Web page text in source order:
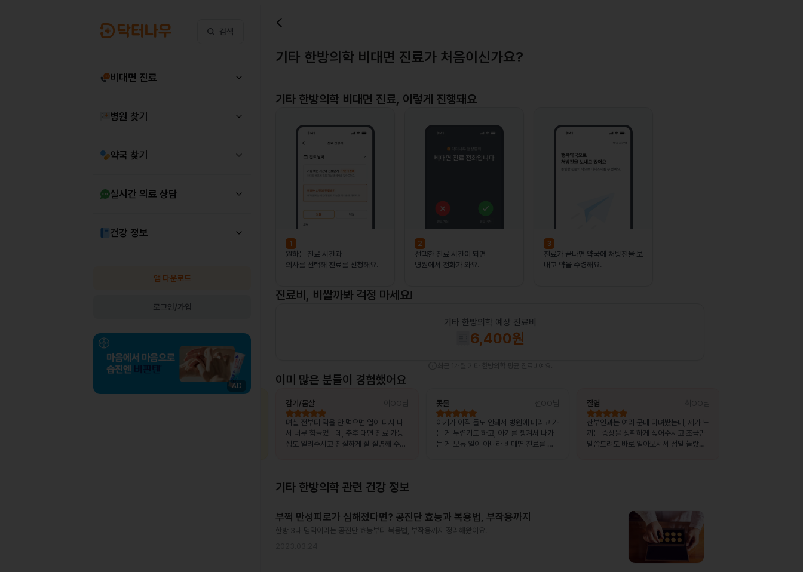
검색
비대면 진료
병원 찾기
약국 찾기
실시간 의료 상담
건강 정보
앱 다운로드
로그인/가입
AD
기타 한방의학 비대면 진료가 처음이신가요?
기타 한방의학 비대면 진료, 이렇게 진행돼요
1
원하는 진료 시간과
의사를 선택해 진료를 신청해요.
2
선택한 진료 시간이 되면
병원에서 전화가 와요.
3
진료가 끝나면 약국에 처방전을 보
내고 약을 수령해요.
진료비, 비쌀까봐 걱정 마세요!
기타 한방의학 예상 진료비
6,400원
이미 많은 분들이 경험했어요
감기/몸살
며칠 전부터 약을 안 먹으면 열이 다시 나
서 너무 힘들었는데, 추후 대면 진료 가능
성도 알려주시고 친절하게 잘 설명해 주셔
콧물
아기가 아직 돌도 안돼서 병원에 데리고 가
는 게 두렵기도 하고, 아기를 챙겨서 나가
는 게 보통 일이 아니라 비대면 진료를 받
질염
산부인과는 여러 군데 다녀봤는데, 제가 느
끼는 증상을 정확하게 짚어주시고 조금만
말씀드려도 바로 알아보셔서 정말 놀랐어
기타 한방의학 관련 건강 정보
부쩍 만성피로가 심해졌다면? 공진단 효능과 복용법, 부작용까지
한방 3대 명약이라는 공진단 효능부터 복용법, 부작용까지 정리해왔어요.